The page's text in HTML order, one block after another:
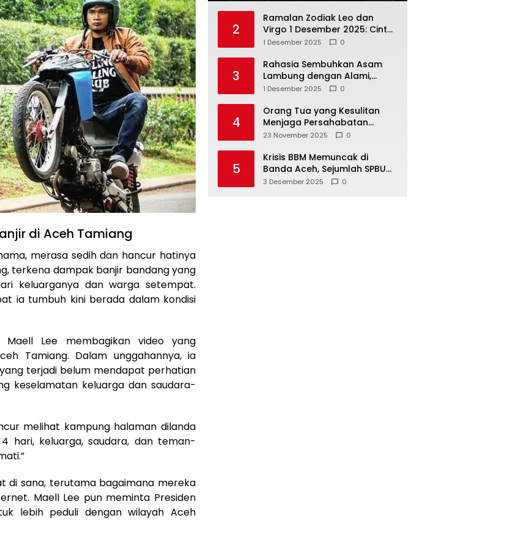
di Aceh Tamiang
merasa sedih dan hancur hatinya
terkena dampak banjir bandang yang
keluarganya dan warga setempat.
ia tumbuh kini berada dalam kondisi
Maell Lee membagikan video yang
Tamiang. Dalam unggahannya, ia
terjadi belum mendapat perhatian
keselamatan keluarga dan saudara-
melihat kampung halaman dilanda
4 hari, keluarga, saudara, dan teman-
di sana, terutama bagaimana mereka
Maell Lee pun meminta Presiden
lebih peduli dengan wilayah Aceh
2
Ramalan Zodiak Leo dan
Virgo 1 Desember 2025: Cinta,
Karir, Kesehatan, dan
1 Desember 2025 0
3
Rahasia Sembuhkan Asam
Lambung dengan Alami,
Nomor 4 Disalahpahami
1 Desember 2025 0
4
Orang Tua yang Kesulitan
Menjaga Persahabatan
Biasanya Lakukan 8 Hal Ini
23 November 2025 0
5
Krisis BBM Memuncak di
Banda Aceh, Sejumlah SPBU
Tutup Total
3 Desember 2025 0